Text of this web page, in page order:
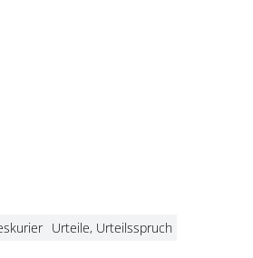
Urteile, Urteilsspruch